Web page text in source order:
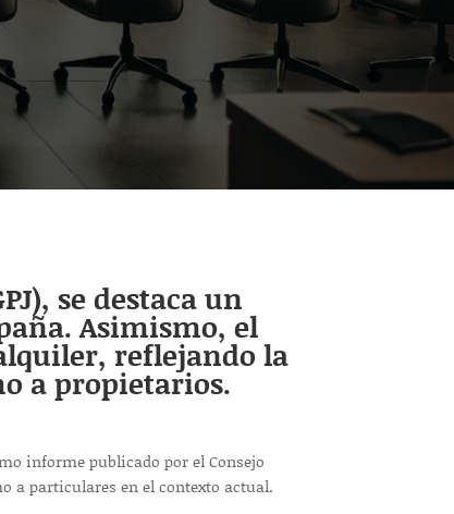
se destaca un
Asimismo, el
reflejando la
a propietarios.
informe publicado por el Consejo
a particulares en el contexto actual.